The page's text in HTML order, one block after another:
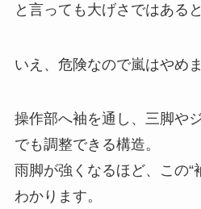
と言っても大げさではある
いえ、危険なので嵐はやめ
操作部へ袖を通し、三脚や
でも調整できる構造。
雨脚が強くなるほど、この“
わかります。